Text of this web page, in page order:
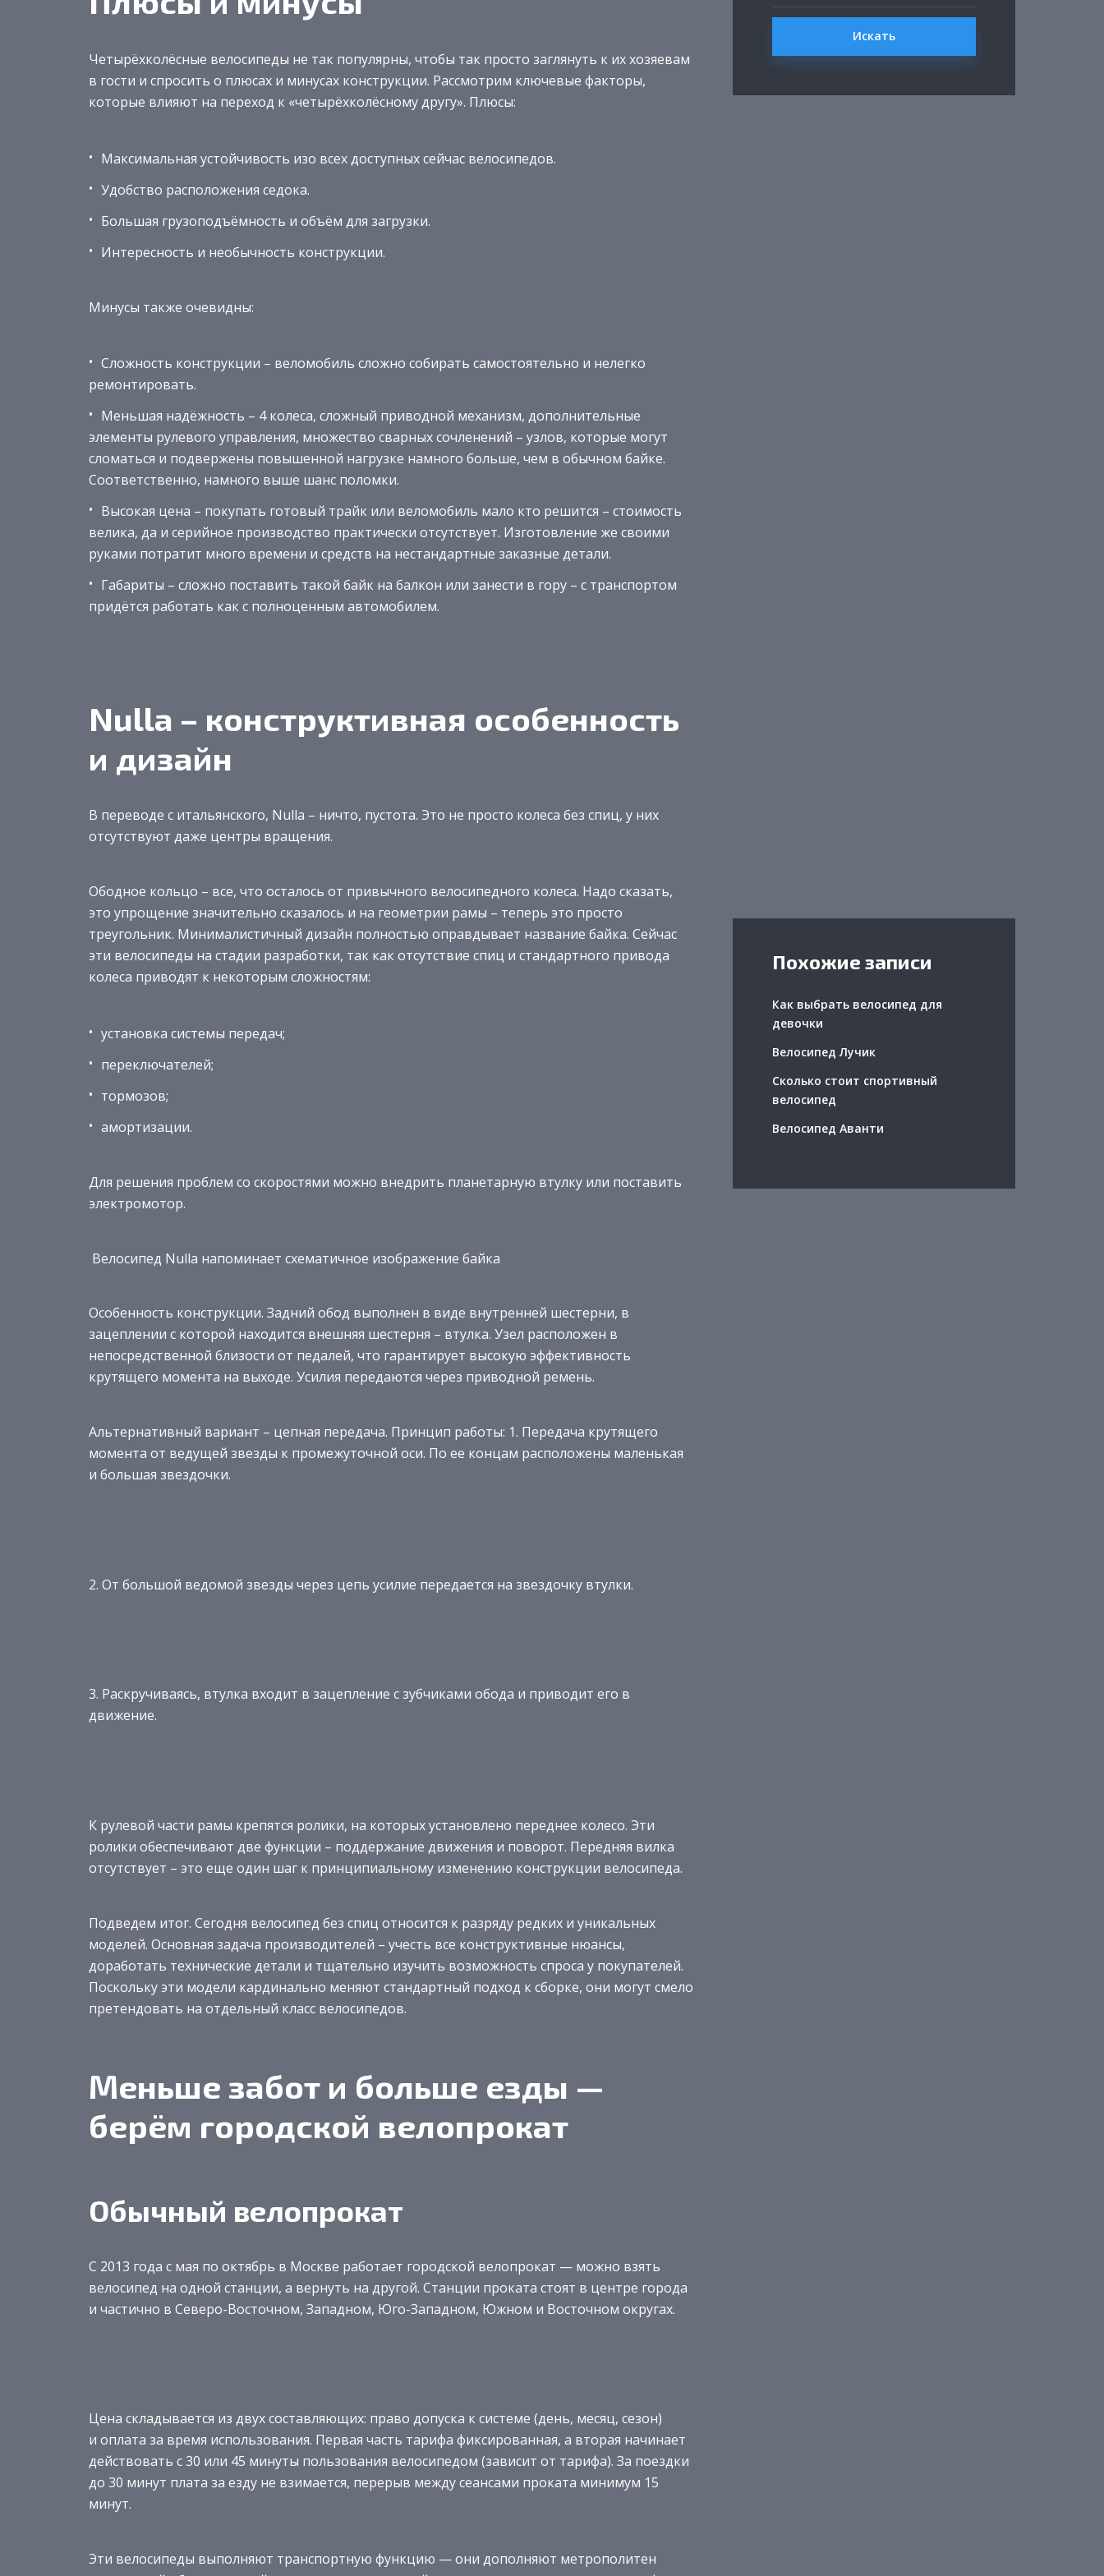
Четырёхколёсные велосипеды не так популярны, чтобы так просто заглянуть к их хозяевам
в гости и спросить о плюсах и минусах конструкции. Рассмотрим ключевые факторы,
которые влияют на переход к «четырёхколёсному другу». Плюсы:
Максимальная устойчивость изо всех доступных сейчас велосипедов.
Удобство расположения седока.
Большая грузоподъёмность и объём для загрузки.
Интересность и необычность конструкции.
Минусы также очевидны:
Сложность конструкции – веломобиль сложно собирать самостоятельно и нелегко
ремонтировать.
Меньшая надёжность – 4 колеса, сложный приводной механизм, дополнительные
элементы рулевого управления, множество сварных сочленений – узлов, которые могут
сломаться и подвержены повышенной нагрузке намного больше, чем в обычном байке.
Соответственно, намного выше шанс поломки.
Высокая цена – покупать готовый трайк или веломобиль мало кто решится – стоимость
велика, да и серийное производство практически отсутствует. Изготовление же своими
руками потратит много времени и средств на нестандартные заказные детали.
Габариты – сложно поставить такой байк на балкон или занести в гору – с транспортом
придётся работать как с полноценным автомобилем.
Nulla – конструктивная особенность
и дизайн
В переводе с итальянского, Nulla – ничто, пустота. Это не просто колеса без спиц, у них
отсутствуют даже центры вращения.
Ободное кольцо – все, что осталось от привычного велосипедного колеса. Надо сказать,
это упрощение значительно сказалось и на геометрии рамы – теперь это просто
треугольник. Минималистичный дизайн полностью оправдывает название байка. Сейчас
эти велосипеды на стадии разработки, так как отсутствие спиц и стандартного привода
колеса приводят к некоторым сложностям:
установка системы передач;
переключателей;
тормозов;
амортизации.
Для решения проблем со скоростями можно внедрить планетарную втулку или поставить
электромотор.
Велосипед Nulla напоминает схематичное изображение байка
Особенность конструкции. Задний обод выполнен в виде внутренней шестерни, в
зацеплении с которой находится внешняя шестерня – втулка. Узел расположен в
непосредственной близости от педалей, что гарантирует высокую эффективность
крутящего момента на выходе. Усилия передаются через приводной ремень.
Альтернативный вариант – цепная передача. Принцип работы: 1. Передача крутящего
момента от ведущей звезды к промежуточной оси. По ее концам расположены маленькая
и большая звездочки.
2. От большой ведомой звезды через цепь усилие передается на звездочку втулки.
3. Раскручиваясь, втулка входит в зацепление с зубчиками обода и приводит его в
движение.
К рулевой части рамы крепятся ролики, на которых установлено переднее колесо. Эти
ролики обеспечивают две функции – поддержание движения и поворот. Передняя вилка
отсутствует – это еще один шаг к принципиальному изменению конструкции велосипеда.
Подведем итог. Сегодня велосипед без спиц относится к разряду редких и уникальных
моделей. Основная задача производителей – учесть все конструктивные нюансы,
доработать технические детали и тщательно изучить возможность спроса у покупателей.
Поскольку эти модели кардинально меняют стандартный подход к сборке, они могут смело
претендовать на отдельный класс велосипедов.
Меньше забот и больше езды —
берём городской велопрокат
Обычный велопрокат
С 2013 года с мая по октябрь в Москве работает городской велопрокат — можно взять
велосипед на одной станции, а вернуть на другой. Станции проката стоят в центре города
и частично в Северо-Восточном, Западном, Юго-Западном, Южном и Восточном округах.
Цена складывается из двух составляющих: право допуска к системе (день, месяц, сезон)
и оплата за время использования. Первая часть тарифа фиксированная, а вторая начинает
действовать с 30 или 45 минуты пользования велосипедом (зависит от тарифа). За поездки
до 30 минут плата за езду не взимается, перерыв между сеансами проката минимум 15
минут.
Эти велосипеды выполняют транспортную функцию — они дополняют метрополитен
Искать
Похожие записи
Как выбрать велосипед для
девочки
Велосипед Лучик
Сколько стоит спортивный
велосипед
Велосипед Аванти